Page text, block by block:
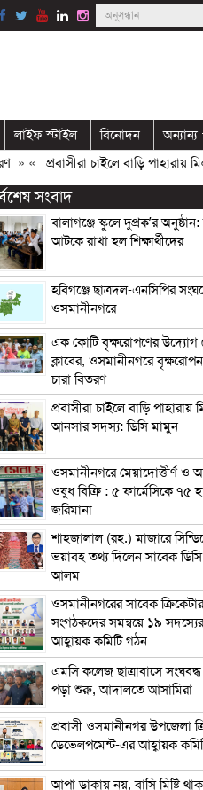
লাইফ স্টাইল বিনোদন অন্যান্য
প্রবাসীরা চাইলে বাড়ি পাহারায় মিলবে
সংবাদ
বালাগঞ্জে স্কুলে দুপ্রক’র
আটকে রাখা হল শিক্ষার্থীদের
হবিগঞ্জে ছাত্রদল-এনসিপির
ওসমানীনগরে
এক কোটি বৃক্ষরোপণের উদ্যোগ
ক্লাবের, ওসমানীনগরে
চারা বিতরণ
প্রবাসীরা চাইলে বাড়ি পাহারায়
আনসার সদস্য: ডিসি মামুন
ওসমানীনগরে মেয়াদোত্তীর্ণ ও
ওষুধ বিক্রি : ৫ ফার্মেসিকে ৭৫
জরিমানা
শাহজালাল (রহ.) মাজারে
ভয়াবহ তথ্য দিলেন সাবেক
আলম
ওসমানীনগরের সাবেক
সংগঠকদের সমন্বয়ে ১৯ সদস্যের
আহ্বায়ক কমিটি গঠন
এম‌সি কলেজ ছাত্রাবাসে সংঘবদ্ধ
পড়া শুরু, আদালতে আসামিরা
প্রবাসী ওসমানীনগর উপজেলা
ডেভেলপমেন্ট-এর আহ্বায়ক
আপা ডাকায় নয়, বাসি মিষ্টি